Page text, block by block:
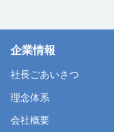
〒422-8008 静岡県
浜松東営業所
〒435-0042 静岡県
〒514-0131 三重県
伊賀営業所
〒518-0809 三重県
〒500-8288 岐阜県
岐阜北営業所
〒501-0463 岐阜県本
〒381-0043 長野県
篠ノ井営業所
〒381-2224 長野県
中華人民共和国
統一能科建筑安装（
〒460-0003 愛知県
電話： 052-957-6950
公式サイト
企業情報
社長ごあいさつ
理念体系
会社概要